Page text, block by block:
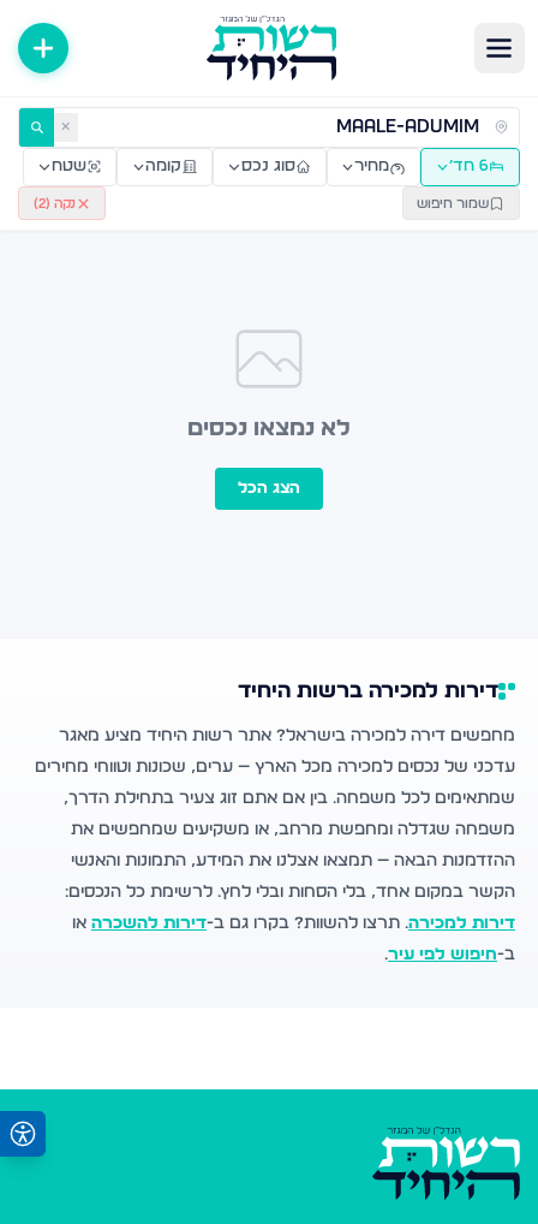
דירות למכירה ולהשכרה — רשות היחיד ✕
6 חד׳ מחיר סוג נכס קומה שטח
שמור חיפוש נקה (2
)
לא נמצאו נכסים
הצג הכל
דירות למכירה ברשות היחיד
מחפשים דירה למכירה בישראל? אתר רשות היחיד מציע מאגר
עדכני של נכסים למכירה מכל הארץ — ערים, שכונות וטווחי מחירים
שמתאימים לכל משפחה. בין אם אתם זוג צעיר בתחילת הדרך,
משפחה שגדלה ומחפשת מרחב, או משקיעים שמחפשים את
ההזדמנות הבאה — תמצאו אצלנו את המידע, התמונות והאנשי
הקשר במקום אחד, בלי הסחות ובלי לחץ. לרשימת כל הנכסים:
דירות למכירה. תרצו להשוות? בקרו גם ב-דירות להשכרה או
ב-חיפוש לפי עיר.